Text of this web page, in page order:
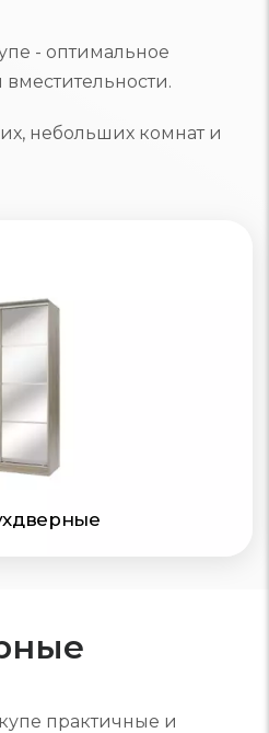
- оптимальное
небольших комнат и
практичные и